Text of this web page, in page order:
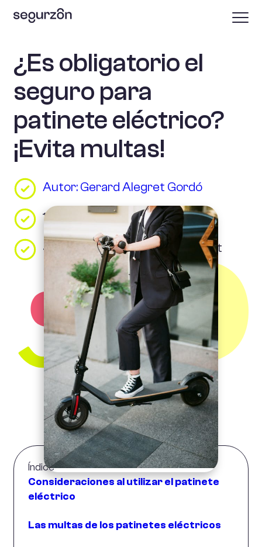
¿Es obligatorio el
seguro para
patinete eléctrico?
¡Evita multas!
Autor: Gerard Alegret Gordó
12/01/2023
42 personas han visto este post
Índice
Consideraciones al utilizar el patinete
eléctrico
Las multas de los patinetes eléctricos